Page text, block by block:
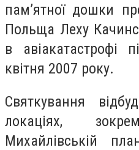
пам’ятної дошки
Польща Леху
в авіакатастрофі
квітня 2007 року.
Святкування
локаціях,
Михайлівській